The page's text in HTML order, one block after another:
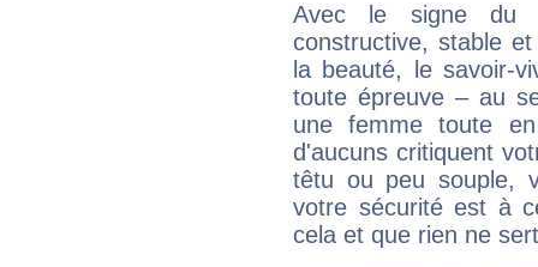
Avec le signe du
constructive, stable
la beauté, le savoir-
toute épreuve – au
une femme toute
d'aucuns critiquent
têtu ou peu souple,
votre sécurité est à
cela et que rien ne